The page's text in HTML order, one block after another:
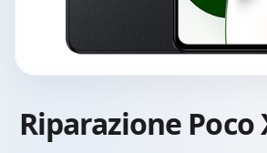
Riparazione Poco